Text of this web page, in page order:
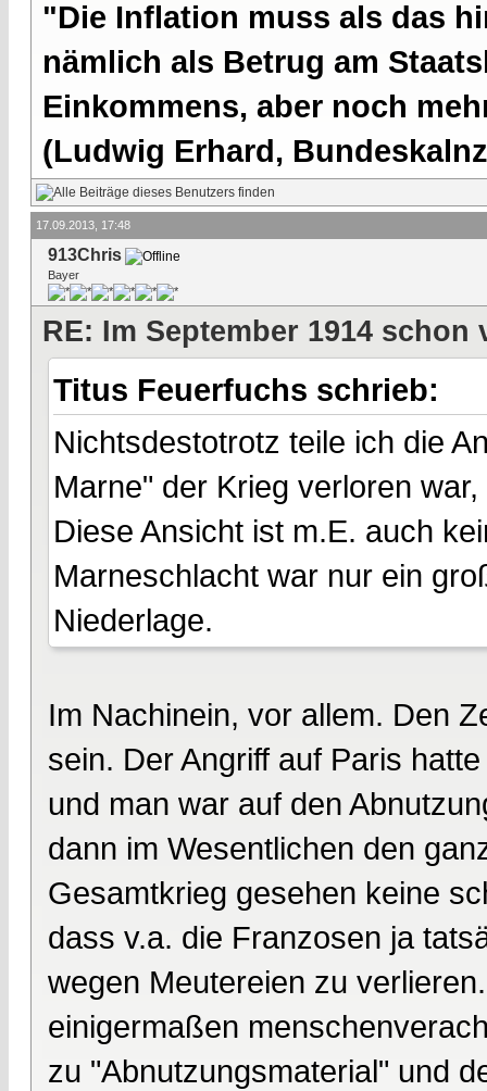
"Die Inflation muss als das
nämlich als Betrug am
Einkommens, aber noch
(Ludwig Erhard,
17.09.2013, 17:48
913Chris
Bayer
RE: Im September 1914 schon
Titus Feuerfuchs schrieb:
Nichtsdestotrotz teile ich die
Marne" der Krieg verloren war,
Diese Ansicht ist m.E. auch
Marneschlacht war nur ein
Niederlage.
Im Nachinein, vor allem. Den
sein. Der Angriff auf Paris
und man war auf den
dann im Wesentlichen den
Gesamtkrieg gesehen keine
dass v.a. die Franzosen ja
wegen Meutereien zu
einigermaßen
zu "Abnutzungsmaterial" und